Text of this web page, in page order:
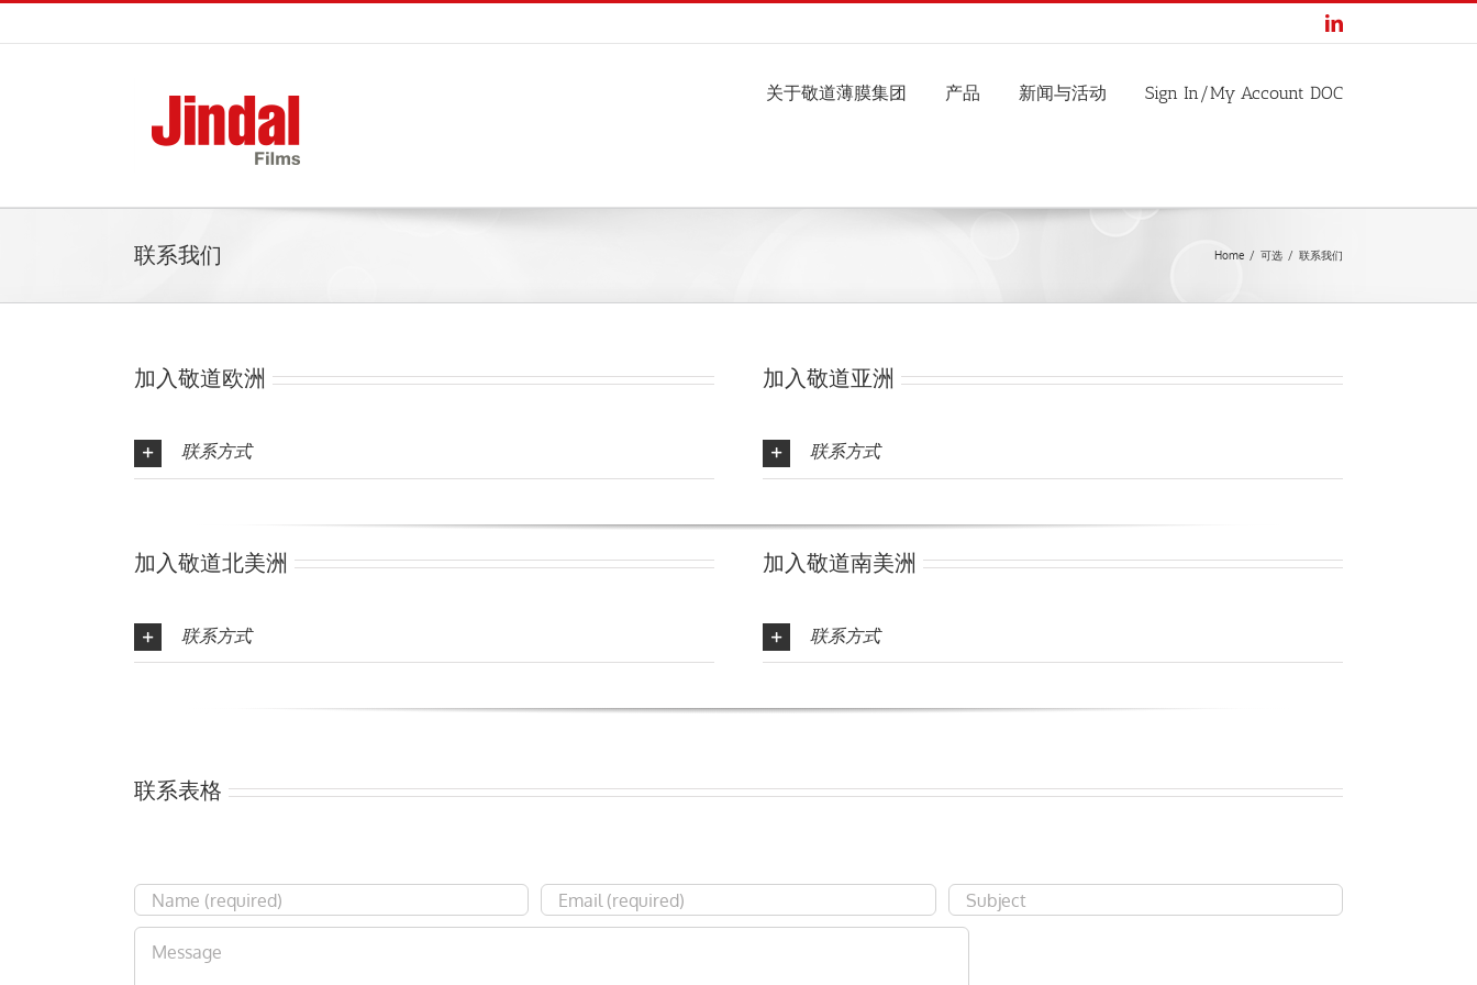
LinkedIn
关于敬道薄膜集团 产品 新闻与活动 Sign In/My Account DOC
联系我们 Home 可选 联系我们
加入敬道欧洲
联系方式
加入敬道亚洲
联系方式
加入敬道北美洲
联系方式
加入敬道南美洲
联系方式
联系表格